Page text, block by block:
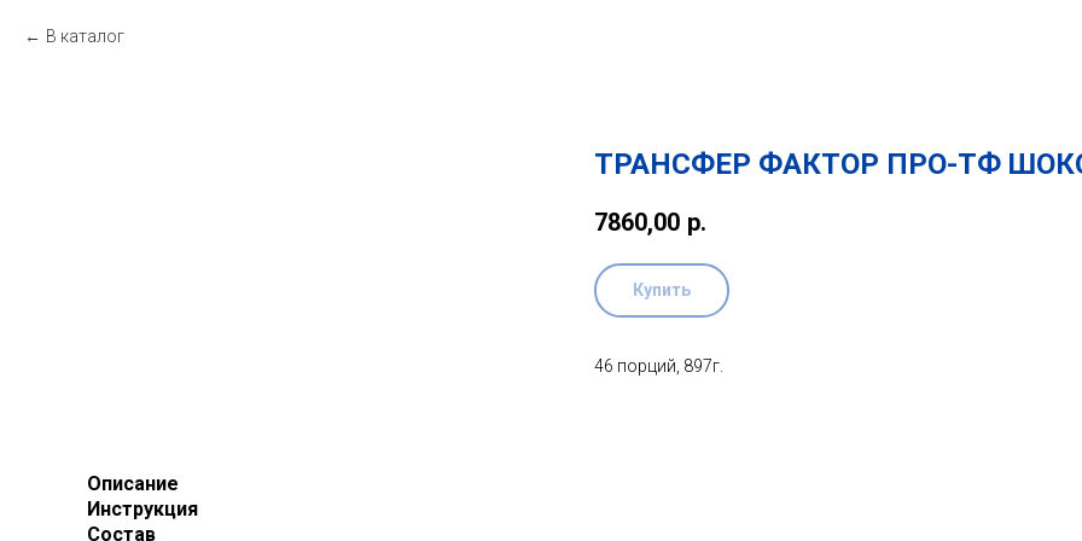
В каталог
ТРАНСФЕР ФАКТОР ПРО-ТФ
7860,00 р.
Купить
46 порций, 897г.
Описание
Инструкция
Состав